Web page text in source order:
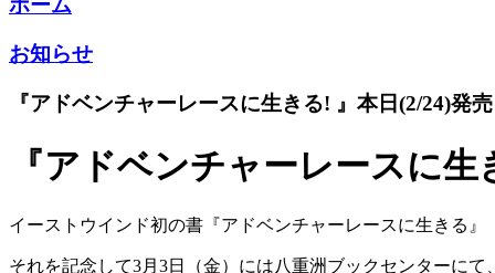
ホーム
お知らせ
『アドベンチャーレースに生きる! 』本日(2/24)発売
『アドベンチャーレースに
イーストウインド初の書『アドベンチャーレースに生きる』
それを記念して3月3日（金）には八重洲ブックセンターに